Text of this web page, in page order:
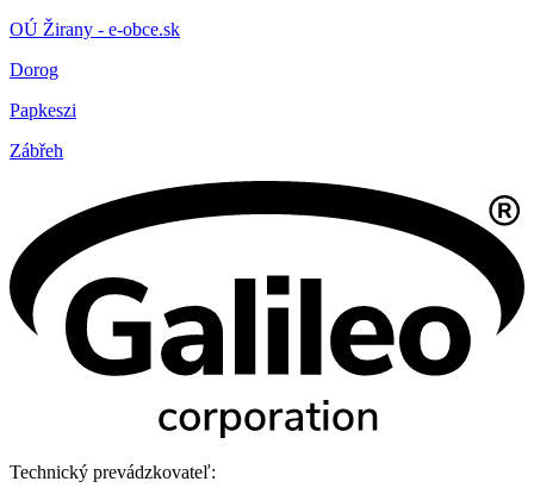
OÚ Žirany - e-obce.sk
Dorog
Papkeszi
Zábřeh
Technický prevádzkovateľ: